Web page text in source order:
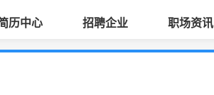
历中心 招聘企业 职场资讯